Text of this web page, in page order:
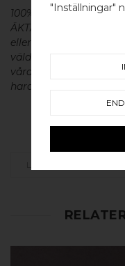
100% ÄKTA METALL -
ÄKTA massiv
eller aluminium utan
väldigt lång livslängd
våra produkter läs mer
hardware.
"Inställningar"